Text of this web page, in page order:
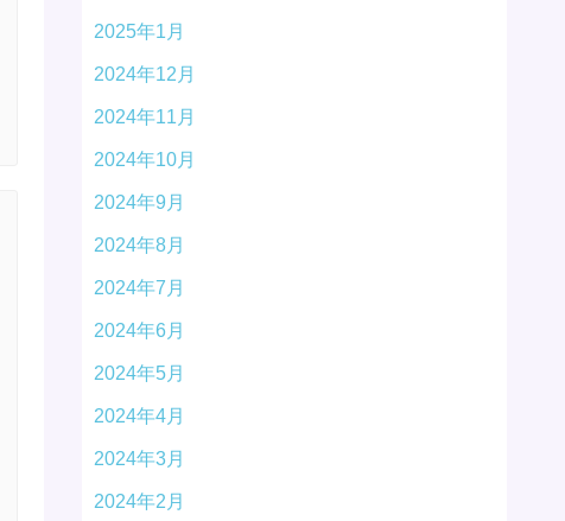
2025年1月
2024年12月
2024年11月
2024年10月
2024年9月
2024年8月
2024年7月
2024年6月
2024年5月
2024年4月
2024年3月
2024年2月